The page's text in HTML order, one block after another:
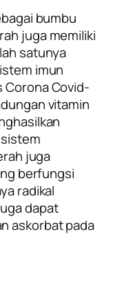
bumbu
juga memiliki
satunya
imun
Corona Covid-
vitamin
juga
berfungsi
radikal
dapat
askorbat pada